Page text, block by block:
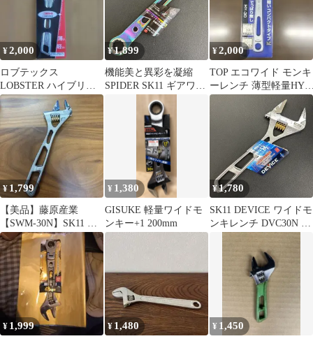
¥2,000
ロブテックス
LOBSTER ハイブリッ
ドモンキレンチ UM30
¥1,899
機能美と異彩を凝縮
SPIDER SK11 ギアワイ
ドモンキレンチ SPD-
30GMP 虹色チタンコー
ティング 最大口幅
30mm 新品
¥2,000
TOP エコワイド モンキ
ーレンチ 薄型軽量HY-
30
¥ 1,799
【美品】藤原産業
【SWM-30N】SK11 ワ
イドモンキレンチ 金の
回し
¥ 1,380
GISUKE 軽量ワイドモ
ンキー+1 200mm
¥1,780
SK11 DEVICE ワイドモ
ンキレンチ DVC30N 最
スパナ 工具 DIY
¥ 1,999 ¥ 1,480 ¥ 1,450